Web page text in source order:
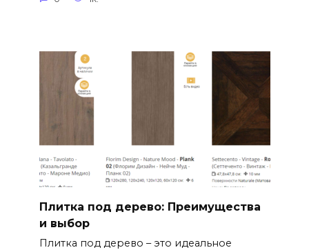
Плитка под дерево: Преимущества
и выбор
Плитка под дерево – это идеальное